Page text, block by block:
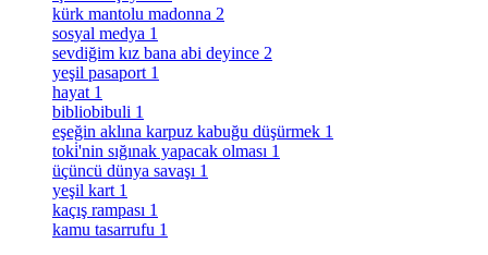
kürk mantolu madonna 2
sosyal medya 1
sevdiğim kız bana abi deyince 2
yeşil pasaport 1
hayat 1
bibliobibuli 1
eşeğin aklına karpuz kabuğu düşürmek 1
toki̇'nin sığınak yapacak olması 1
üçüncü dünya savaşı 1
yeşil kart 1
kaçış rampası 1
kamu tasarrufu 1